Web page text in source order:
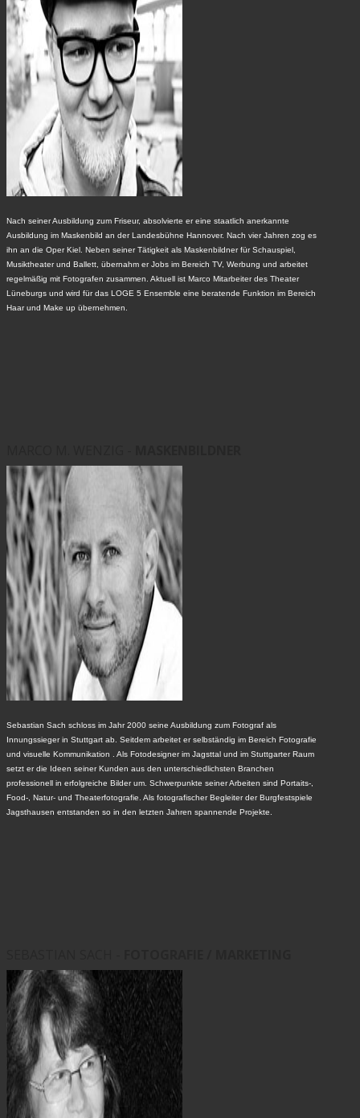
Nach seiner Ausbildung zum Friseur, absolvierte er eine staatlich anerkannte
Ausbildung im Maskenbild an der Landesbühne Hannover. Nach vier Jahren zog es
ihn an die Oper Kiel. Neben seiner Tätigkeit als Maskenbildner für Schauspiel,
Musiktheater und Ballett, übernahm er Jobs im Bereich TV, Werbung und arbeitet
regelmäßig mit Fotografen zusammen. Aktuell ist Marco Mitarbeiter des Theater
Lüneburgs und wird für das LOGE 5 Ensemble eine beratende Funktion im Bereich
Haar und Make up übernehmen.
Sebastian Sach schloss im Jahr 2000 seine Ausbildung zum Fotograf als
Innungssieger in Stuttgart ab. Seitdem arbeitet er selbständig im Bereich Fotografie
und visuelle Kommunikation . Als Fotodesigner im Jagsttal und im Stuttgarter Raum
setzt er die Ideen seiner Kunden aus den unterschiedlichsten Branchen
professionell in erfolgreiche Bilder um. Schwerpunkte seiner Arbeiten sind Portaits-,
Food-, Natur- und Theaterfotografie. Als fotografischer Begleiter der Burgfestspiele
Jagsthausen entstanden so in den letzten Jahren spannende Projekte.